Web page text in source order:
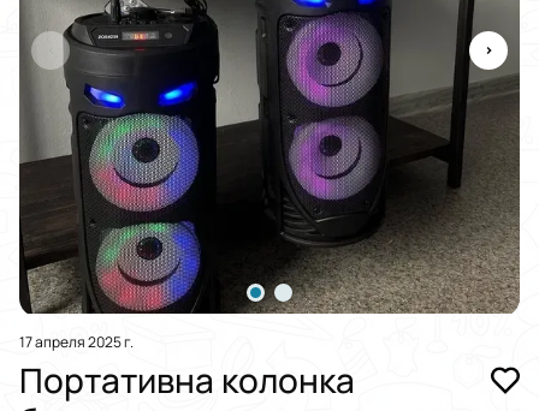
17 апреля 2025 г.
Портативна колонка